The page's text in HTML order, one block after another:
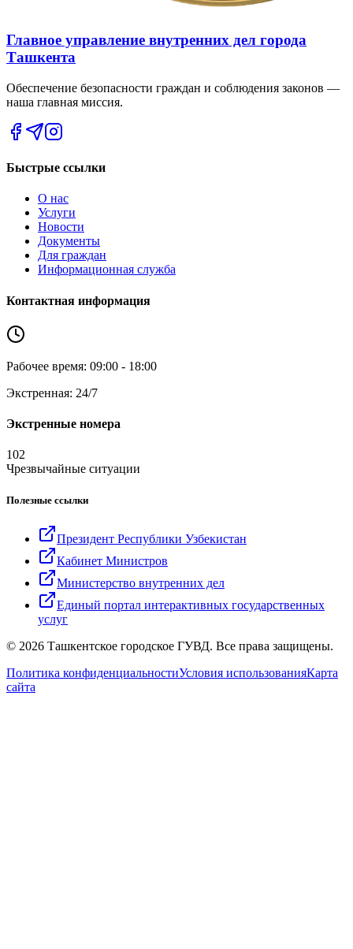
Главное управление внутренних дел города
Ташкента
Обеспечение безопасности граждан и соблюдения законов —
наша главная миссия.
Быстрые ссылки
О нас
Услуги
Новости
Документы
Для граждан
Информационная служба
Контактная информация
Рабочее время: 09:00 - 18:00
Экстренная: 24/7
Экстренные номера
102
Чрезвычайные ситуации
Полезные ссылки
Президент Республики Узбекистан
Кабинет Министров
Министерство внутренних дел
Единый портал интерактивных государственных
услуг
© 2026 Ташкентское городское ГУВД. Все права защищены.
Политика конфиденциальностиУсловия использованияКарта
сайта